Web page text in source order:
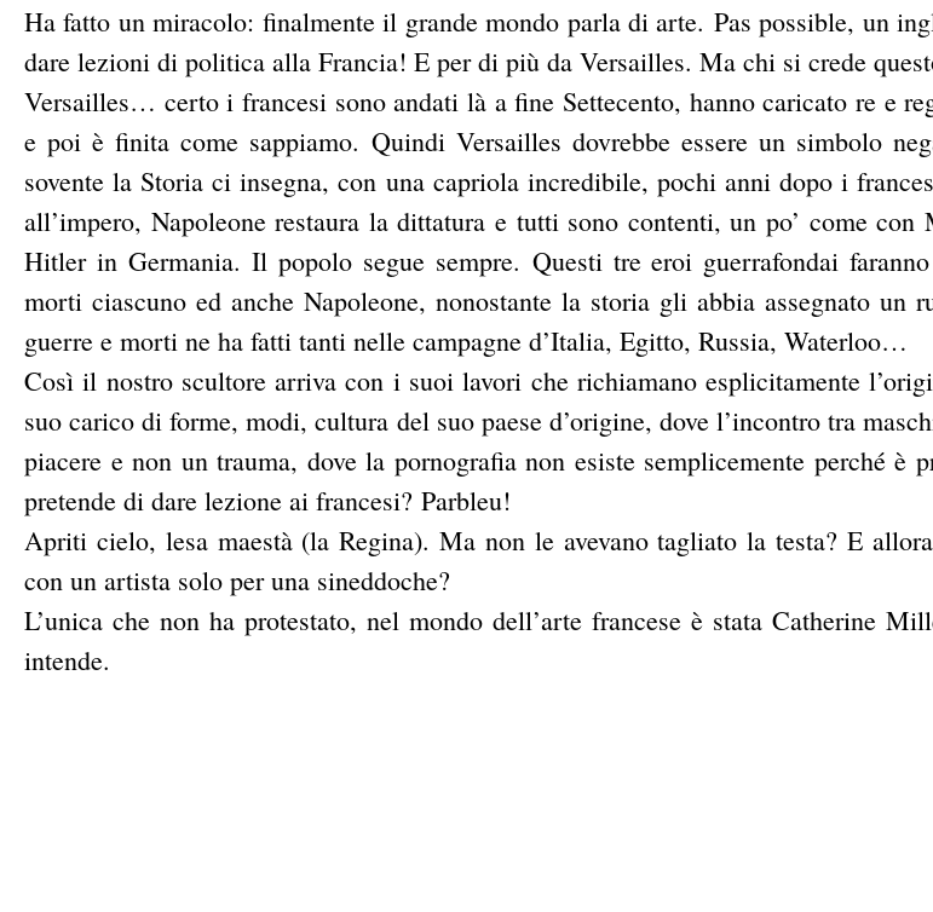
Ha fatto un miracolo: finalmente il grande mondo parla di arte. Pas possible, un
dare lezioni di politica alla Francia! E per di più da Versailles. Ma chi si crede
Versailles… certo i francesi sono andati là a fine Settecento, hanno caricato re e
e poi è finita come sappiamo. Quindi Versailles dovrebbe essere un simbolo
sovente la Storia ci insegna, con una capriola incredibile, pochi anni dopo i
all’impero, Napoleone restaura la dittatura e tutti sono contenti, un po’ come
Hitler in Germania. Il popolo segue sempre. Questi tre eroi guerrafondai
morti ciascuno ed anche Napoleone, nonostante la storia gli abbia assegnato un
guerre e morti ne ha fatti tanti nelle campagne d’Italia, Egitto, Russia, Waterloo…
Così il nostro scultore arriva con i suoi lavori che richiamano esplicitamente
suo carico di forme, modi, cultura del suo paese d’origine, dove l’incontro tra
piacere e non un trauma, dove la pornografia non esiste semplicemente perché è
pretende di dare lezione ai francesi? Parbleu!
Apriti cielo, lesa maestà (la Regina). Ma non le avevano tagliato la testa? E
con un artista solo per una sineddoche?
L’unica che non ha protestato, nel mondo dell’arte francese è stata Catherine
intende.